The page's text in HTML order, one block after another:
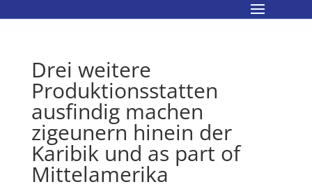
Drei weitere
Produktionsstatten
ausfindig machen
zigeunern hinein der
Karibik und as part of
Mittelamerika